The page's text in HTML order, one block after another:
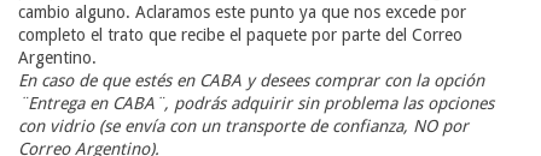
cambio alguno. Aclaramos este punto ya que nos excede por
completo el trato que recibe el paquete por parte del Correo
Argentino.
En caso de que estés en CABA y desees comprar con la opción
¨Entrega en CABA¨, podrás adquirir sin problema las opciones
con vidrio (se envía con un transporte de confianza, NO por
Correo Argentino).